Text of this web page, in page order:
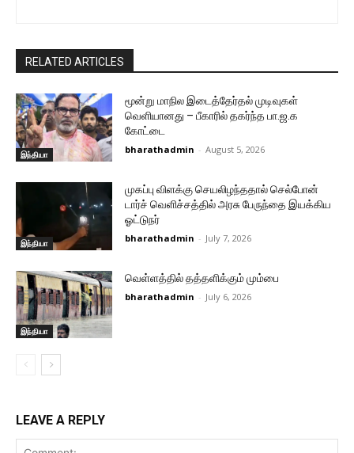
RELATED ARTICLES
இந்தியா
மூன்று மாநில இடைத்தேர்தல் முடிவுகள்
வெளியானது – பீகாரில் தகர்ந்த பா.ஜ.க
கோட்டை
bharathadmin - August 5, 2026
இந்தியா
முகப்பு விளக்கு செயலிழந்ததால் செல்போன்
டார்ச் வெளிச்சத்தில் அரசு பேருந்தை இயக்கிய
ஓட்டுநர்
bharathadmin - July 7, 2026
இந்தியா
வெள்ளத்தில் தத்தளிக்கும் மும்பை
bharathadmin - July 6, 2026
LEAVE A REPLY